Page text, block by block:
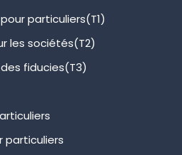
particuliers(T1)
les sociétés(T2)
fiducies(T3)
particuliers